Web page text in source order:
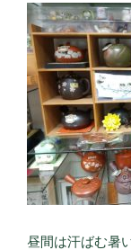
昼間は汗ばむ暑